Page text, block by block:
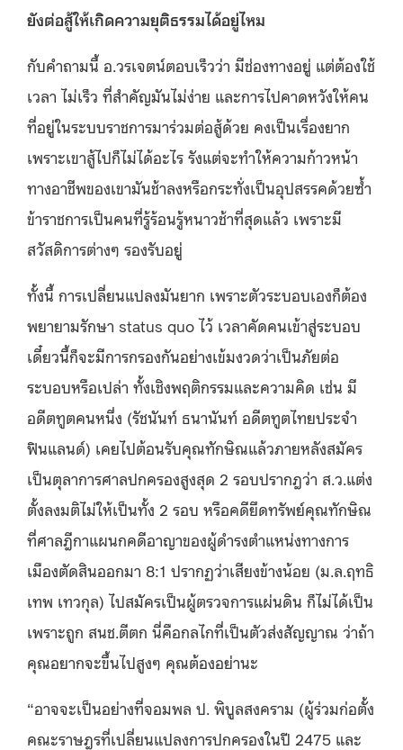
ยังต่อสู้ให้เกิดความยุติธรรมได้อยู่ไหม
กับคำถามนี้ อ.วรเจตน์ตอบเร็วว่า มีช่องทางอยู่ แต่ต้องใช้
เวลา ไม่เร็ว ที่สำคัญมันไม่ง่าย และการไปคาดหวังให้คน
ที่อยู่ในระบบราชการมาร่วมต่อสู้ด้วย คงเป็นเรื่องยาก
เพราะเขาสู้ไปก็ไม่ได้อะไร รังแต่จะทำให้ความก้าวหน้า
ทางอาชีพของเขามันช้าลงหรือกระทั่งเป็นอุปสรรคด้วยซ้ำ
ข้าราชการเป็นคนที่รู้ร้อนรู้หนาวช้าที่สุดแล้ว เพราะมี
สวัสดิการต่างๆ รองรับอยู่
ทั้งนี้ การเปลี่ยนแปลงมันยาก เพราะตัวระบอบเองก็ต้อง
พยายามรักษา status quo ไว้ เวลาคัดคนเข้าสู่ระบอบ
เดี๋ยวนี้ก็จะมีการกรองกันอย่างเข้มงวดว่าเป็นภัยต่อ
ระบอบหรือเปล่า ทั้งเชิงพฤติกรรมและความคิด เช่น มี
อดีตทูตคนหนึ่ง (รัชนันท์ ธนานันท์ อดีตทูตไทยประจำ
ฟินแลนด์) เคยไปต้อนรับคุณทักษิณแล้วภายหลังสมัคร
เป็นตุลาการศาลปกครองสูงสุด 2 รอบปรากฎว่า ส.ว.แต่ง
ตั้งลงมติไม่ให้เป็นทั้ง 2 รอบ หรือคดียึดทรัพย์คุณทักษิณ
ที่ศาลฎีกาแผนกคดีอาญาของผู้ดำรงตำแหน่งทางการ
เมืองตัดสินออกมา 8:1 ปรากฏว่าเสียงข้างน้อย (ม.ล.ฤทธิ
เทพ เทวกุล) ไปสมัครเป็นผู้ตรวจการแผ่นดิน ก็ไม่ได้เป็น
เพราะถูก สนช.ตีตก นี่คือกลไกที่เป็นตัวส่งสัญญาณ ว่าถ้า
คุณอยากจะขึ้นไปสูงๆ คุณต้องอย่านะ
“อาจจะเป็นอย่างที่จอมพล ป. พิบูลสงคราม (ผู้ร่วมก่อตั้ง
คณะราษฎรที่เปลี่ยนแปลงการปกครองในปี 2475 และ